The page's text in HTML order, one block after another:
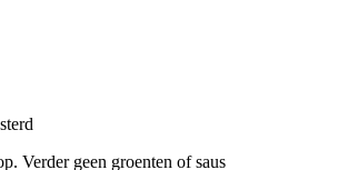
Verder geen groenten of saus